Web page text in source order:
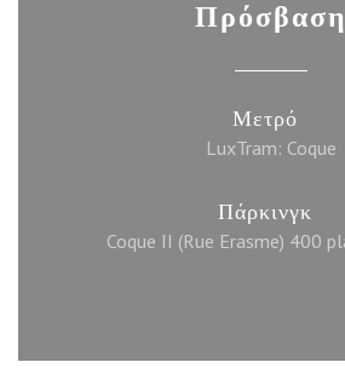
Πρόσβαση
Μετρό
LuxTram: Coque
Πάρκινγκ
Coque II (Rue Erasme) 400